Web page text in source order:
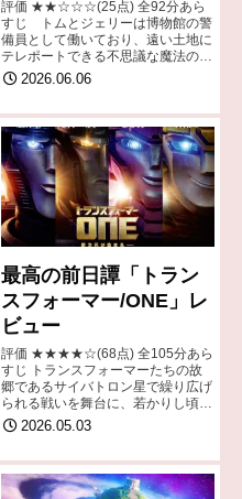
ビュー
評価 ★★☆☆☆(25点) 全92分あら
すじ トムとジェリーは博物館の警
備員として働いており、遠い土地に
テレポートできる不思議な魔法のコ
ンパスを秘密に持っている。引用-
Wikipedia
2026.06.06
最高の前日譚「トラン
スフォーマー/ONE」レ
ビュー
評価 ★★★★☆(68点) 全105分あら
すじ トランスフォーマーたちの故
郷であるサイバトロン星で繰り広げ
られる戦いを舞台に、若かりし頃の
トランスフォーマーたちの友情とト
ランスフォーム（変形）能力の起源
2026.05.03